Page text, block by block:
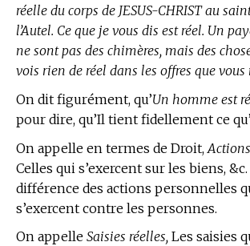
réelle du corps de JESUS-CHRIST au
l’Autel. Ce que je vous dis est réel. Un
ne sont pas des chimères, mais des
vois rien de réel dans les offres que vous
On dit figurément, qu’Un homme est
pour dire, qu’Il tient fidellement ce
On appelle en termes de Droit,
Celles qui s’exercent sur les biens, &c.
différence des actions personnelles
s’exercent contre les personnes.
On appelle Saisies réelles, Les saisies